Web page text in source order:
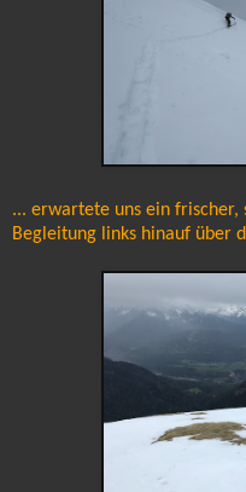
... erwartete uns ein frischer,
Begleitung links hinauf über